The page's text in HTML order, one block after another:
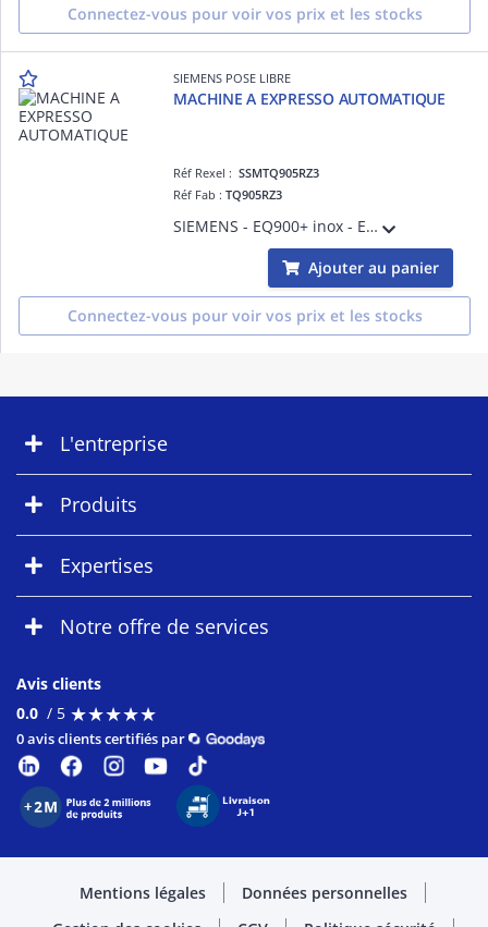
Connectez-vous pour voir vos prix et les stocks
SIEMENS POSE LIBRE
MACHINE A EXPRESSO AUTOMATIQUE
Réf Rexel :SSMTQ905RZ3
Réf Fab :TQ905RZ3
SIEMENS - EQ900+ inox - Ecran TFT tactile 6,8' iSelect Display - Nettoyage et detartrage automatique autoCalc'n clean - eGrinder (broyeur electronique) - 22 recettes (dont 10 coffeeWorld + cafetiere) - baristaMode - confortMode (avec aromaS
Ajouter au panier
Connectez-vous pour voir vos prix et les stocks
L'entreprise
Produits
Expertises
Notre offre de services
Avis clients
0.0 / 5 ★★★★★
★★★★★
0 avis clients certifiés par
Mentions légales
Données personnelles